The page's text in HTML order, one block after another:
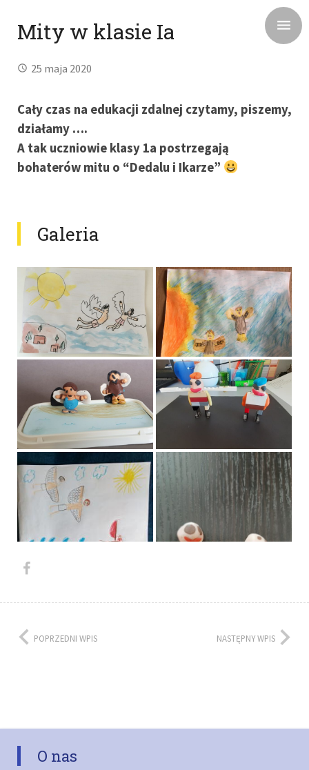
Mity w klasie Ia
25 maja 2020
Cały czas na edukacji zdalnej czytamy, piszemy,
działamy ….
A tak uczniowie klasy 1a postrzegają
bohaterów mitu o “Dedalu i Ikarze”
Galeria
POPRZEDNI WPIS NASTĘPNY WPIS
O nas